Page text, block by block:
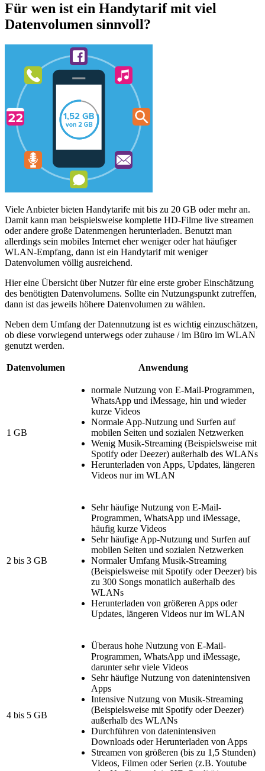
Für wen ist ein Handytarif mit viel
Datenvolumen sinnvoll?
Viele Anbieter bieten Handytarife mit bis zu 20 GB oder mehr an.
Damit kann man beispielsweise komplette HD-Filme live streamen
oder andere große Datenmengen herunterladen. Benutzt man
allerdings sein mobiles Internet eher weniger oder hat häufiger
WLAN-Empfang, dann ist ein Handytarif mit weniger
Datenvolumen völlig ausreichend.
Hier eine Übersicht über Nutzer für eine erste grober Einschätzung
des benötigten Datenvolumens. Sollte ein Nutzungspunkt zutreffen,
dann ist das jeweils höhere Datenvolumen zu wählen.
Neben dem Umfang der Datennutzung ist es wichtig einzuschätzen,
ob diese vorwiegend unterwegs oder zuhause / im Büro im WLAN
genutzt werden.
Datenvolumen Anwendung
1 GB
normale Nutzung von E-Mail-Programmen,
WhatsApp und iMessage, hin und wieder
kurze Videos
Normale App-Nutzung und Surfen auf
mobilen Seiten und sozialen Netzwerken
Wenig Musik-Streaming (Beispielsweise mit
Spotify oder Deezer) außerhalb des WLANs
Herunterladen von Apps, Updates, längeren
Videos nur im WLAN
2 bis 3 GB
Sehr häufige Nutzung von E-Mail-
Programmen, WhatsApp und iMessage,
häufig kurze Videos
Sehr häufige App-Nutzung und Surfen auf
mobilen Seiten und sozialen Netzwerken
Normaler Umfang Musik-Streaming
(Beispielsweise mit Spotify oder Deezer) bis
zu 300 Songs monatlich außerhalb des
WLANs
Herunterladen von größeren Apps oder
Updates, längeren Videos nur im WLAN
4 bis 5 GB
Überaus hohe Nutzung von E-Mail-
Programmen, WhatsApp und iMessage,
darunter sehr viele Videos
Sehr häufige Nutzung von datenintensiven
Apps
Intensive Nutzung von Musik-Streaming
(Beispielsweise mit Spotify oder Deezer)
außerhalb des WLANs
Durchführen von datenintensiven
Downloads oder Herunterladen von Apps
Streamen von größeren (bis zu 1,5 Stunden)
Videos, Filmen oder Serien (z.B. Youtube